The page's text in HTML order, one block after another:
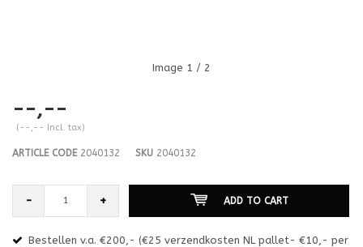
Image 1 / 2
--,--
(--,-- Incl. tax)
ARTICLE CODE2040132 SKU 2040132
- + ADD TO CART
Bestellen v.a. €200,- (€25 verzendkosten NL pallet- €10,- per